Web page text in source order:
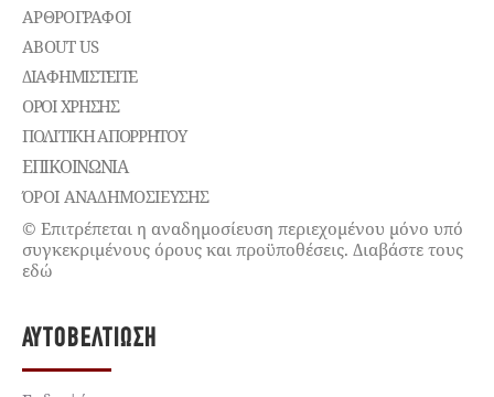
ΑΡΘΡΟΓΡΑΦΟΙ
ABOUT US
ΔΙΑΦΗΜΙΣΤΕΊΤΕ
ΌΡΟΙ ΧΡΉΣΗΣ
ΠΟΛΙΤΙΚΉ ΑΠΟΡΡΉΤΟΥ
ΕΠΙΚΟΙΝΩΝΊΑ
ΌΡΟΙ ΑΝΑΔΗΜΟΣΙΕΥΣΗΣ
© Επιτρέπεται η αναδημοσίευση περιεχομένου μόνο υπό
συγκεκριμένους όρους και προϋποθέσεις. Διαβάστε τους
εδώ
ΑΥΤΟΒΕΛΤΊΩΣΗ